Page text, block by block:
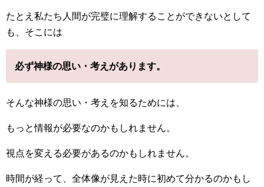
たとえ私たち人間が完璧に理解することができないとして
も、そこには
必ず神様の思い・考えがあります。
そんな神様の思い・考えを知るためには、
もっと情報が必要なのかもしれません。
視点を変える必要があるのかもしれません。
時間が経って、全体像が見えた時に初めて分かるのかもし